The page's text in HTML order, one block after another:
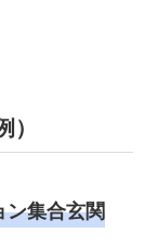
）
ン集合玄関